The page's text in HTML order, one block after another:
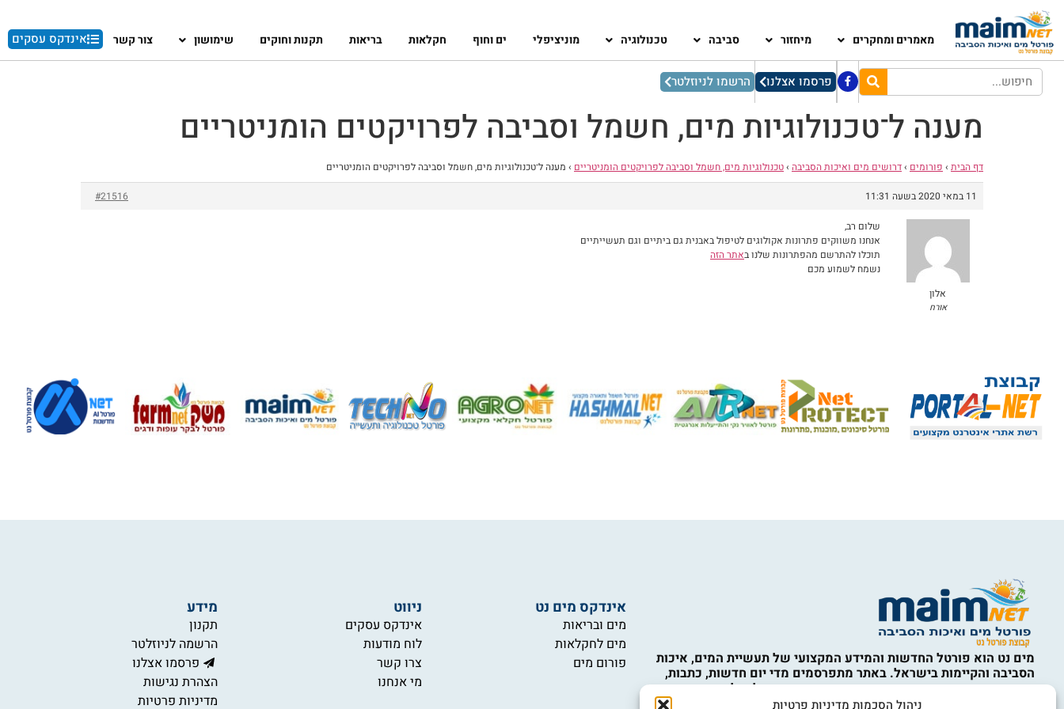
ניהול הסכמות מדיניות פרטיות
מאמרים ומחקרים מיחזור סביבה טכנולוגיה מוניציפלי ים וחוף חקלאות בריאות תקנות וחוקים שימושון צור קשר אינדקס עסקים
פרסמו אצלנו הרשמו לניוזלטר
מענה ל־טכנולוגיות מים, חשמל וסביבה לפרויקטים הומניטריים
דף הבית › פורומים ›דרושים מים ואיכות הסביבה ›טכנולוגיות מים, חשמל וסביבה לפרויקטים הומניטריים › מענה ל־טכנולוגיות מים, חשמל וסביבה לפרויקטים הומניטריים
11 במאי 2020 בשעה 11:31 #21516
אלון
אורח
שלום רב,
אנחנו משווקים פתרונות אקולוגים לטיפול באבנית גם ביתיים וגם תעשייתיים
תוכלו להתרשם מהפתרונות שלנו באתר הזה
נשמח לשמוע מכם
מים נט הוא פורטל החדשות והמידע המקצועי של תעשיית המים, איכות
הסביבה והקיימות בישראל. באתר מתפרסמים מדי יום חדשות, כתבות,
מחקרים, ניתוחים מקצועיים ועדכונים מהארץ ומהעולם, לצד סיקור תחומי
המים, ההתפלה, תשתיות מים וביוב, השבת קולחין, השקיה, איכות המים,
אינדקס מים נט
מים ובריאות
מים לחקלאות
פורום מים
ניווט
אינדקס עסקים
לוח מודעות
צרו קשר
מי אנחנו
מידע
תקנון
הרשמה לניוזלטר
פרסמו אצלנו
הצהרת נגישות
מדיניות פרטיות